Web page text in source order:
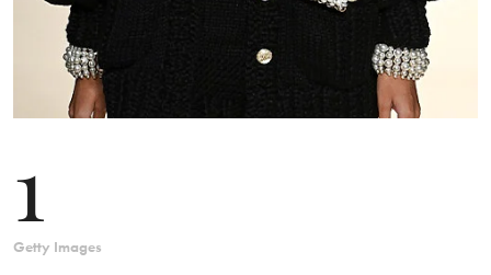
1
Getty Images